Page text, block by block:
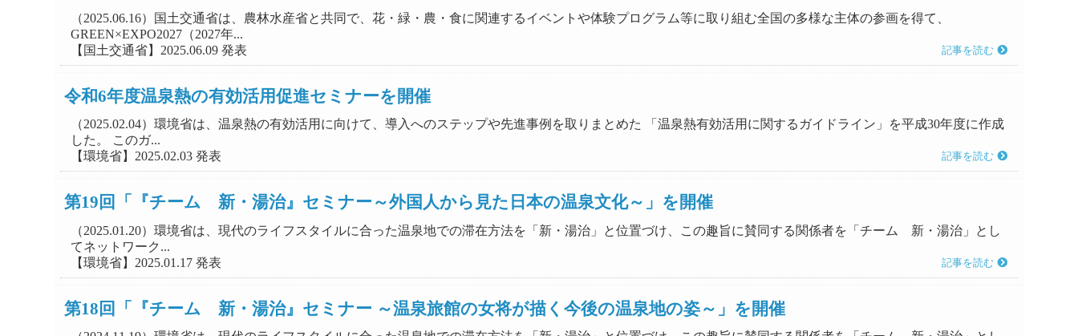
（2025.06.16）国土交通省は、農林水産省と共同で、花・緑・農・食に関連するイベントや体験プログラム等に取り組む全国の多様な主体の参画を得て、
GREEN×EXPO2027（2027年...
【国土交通省】2025.06.09 発表
記事を読む
令和6年度温泉熱の有効活用促進セミナーを開催
（2025.02.04）環境省は、温泉熱の有効活用に向けて、導入へのステップや先進事例を取りまとめた 「温泉熱有効活用に関するガイドライン」を平成30年度に作成
した。 このガ...
【環境省】2025.02.03 発表
記事を読む
第19回「『チーム 新・湯治』セミナー～外国人から見た日本の温泉文化～」を開催
（2025.01.20）環境省は、現代のライフスタイルに合った温泉地での滞在方法を「新・湯治」と位置づけ、この趣旨に賛同する関係者を「チーム 新・湯治」とし
てネットワーク...
【環境省】2025.01.17 発表
記事を読む
第18回「『チーム 新・湯治』セミナー ～温泉旅館の女将が描く今後の温泉地の姿～」を開催